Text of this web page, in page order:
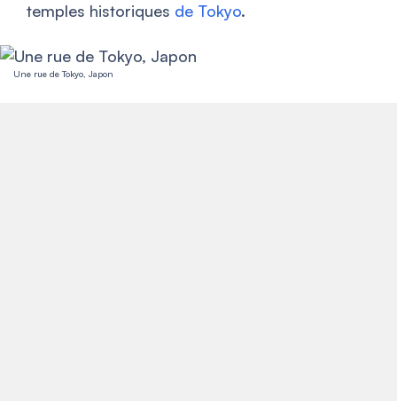
temples historiques de Tokyo.
Une rue de Tokyo, Japon